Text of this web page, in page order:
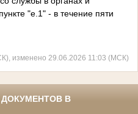
"е.1" - в течение пяти
изменено 29.06.2026 11:03 (МСК)
В